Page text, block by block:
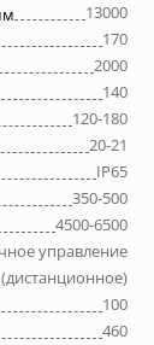
13000
170
2000
140
120-180
20-21
IP65
350-500
4500-6500
управление
(дистанционное)
100
460